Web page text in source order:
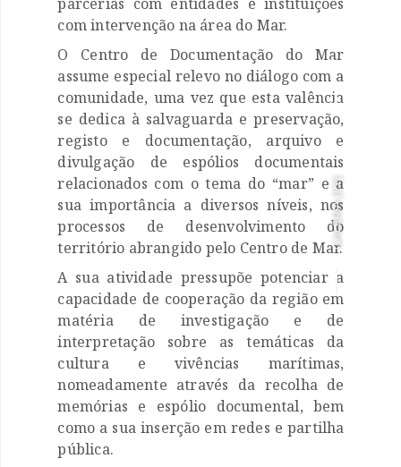


GALERIA [
1/2
com intervenção na área do Mar.
O Centro de Documentação do Mar
assume especial relevo no diálogo com a
comunidade, uma vez que esta valência
se dedica à salvaguarda e preservação,
registo e documentação, arquivo e
divulgação de espólios documentais
relacionados com o tema do “mar” e a
sua importância a diversos níveis, nos
processos de desenvolvimento do
território abrangido pelo Centro de Mar.
A sua atividade pressupõe potenciar a
capacidade de cooperação da região em
matéria de investigação e de
interpretação sobre as temáticas da
cultura e vivências marítimas,
nomeadamente através da recolha de
memórias e espólio documental, bem
como a sua inserção em redes e partilha
pública.